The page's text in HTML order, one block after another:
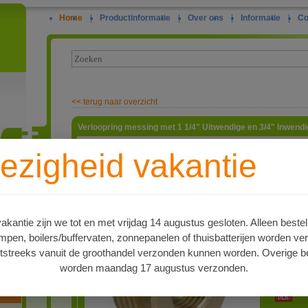
Home | Productinformatie | Over ons | Informatie |
vakantie
zijn we tot en met vrijdag 14 augustus gesloten. Alleen
boilers/buffervaten, zonnepanelen of thuisbatterijen worden
vanuit de groothandel verzonden kunnen worden. Overige
worden maandag 17 augustus verzonden.
<< terug naar overzicht
Verloopring messing met 1 1/4" Uitwendige en 3/4"
3/4"
Type
Op